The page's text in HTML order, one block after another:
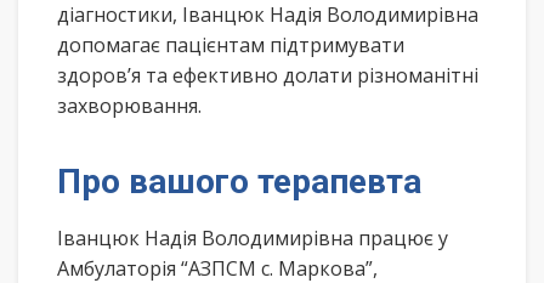
діагностики, Іванцюк Надія Володимирівна
допомагає пацієнтам підтримувати
здоров’я та ефективно долати різноманітні
захворювання.
Про вашого терапевта
Іванцюк Надія Володимирівна працює у
Амбулаторія “АЗПСМ с. Маркова”,